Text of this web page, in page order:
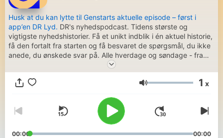
Husk at du kan lytte til Genstarts aktuelle episode – først i
app’en DR Lyd. DR's nyhedspodcast. Tidens største og
vigtigste nyhedshistorier. Få et unikt indblik i én aktuel historie,
få den fortalt fra starten og få besvaret de spørgsmål, du ikke
anede, du ønskede svar på. Alle hverdage og søndage - fra
Volumen 1 x
00:00 00:00